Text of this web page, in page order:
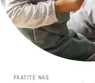
PRATITE NAS